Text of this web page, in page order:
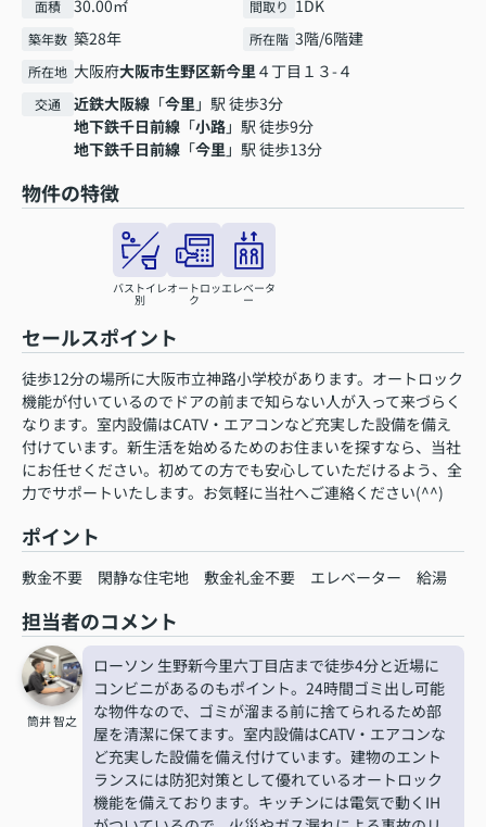
面積 30.00㎡ 間取り 1DK
築年数 築28年 所在階 3階/6階建
所在地 大阪府大阪市生野区新今里４丁目１３-４
交通 近鉄大阪線 「今里」駅 徒歩3分
地下鉄千日前線 「小路」駅 徒歩9分
地下鉄千日前線 「今里」駅 徒歩13分
物件の特徴
バストイレ
別
オートロッ
ク
エレベータ
ー
セールスポイント
徒歩12分の場所に大阪市立神路小学校があります。オートロック
機能が付いているのでドアの前まで知らない人が入って来づらく
なります。室内設備はCATV・エアコンなど充実した設備を備え
付けています。新生活を始めるためのお住まいを探すなら、当社
にお任せください。初めての方でも安心していただけるよう、全
力でサポートいたします。お気軽に当社へご連絡ください(^^)
ポイント
敷金不要 閑静な住宅地 敷金礼金不要 エレベーター 給湯
担当者のコメント
筒井 智之
ローソン 生野新今里六丁目店まで徒歩4分と近場に
コンビニがあるのもポイント。24時間ゴミ出し可能
な物件なので、ゴミが溜まる前に捨てられるため部
屋を清潔に保てます。室内設備はCATV・エアコンな
ど充実した設備を備え付けています。建物のエント
ランスには防犯対策として優れているオートロック
機能を備えております。キッチンには電気で動くIH